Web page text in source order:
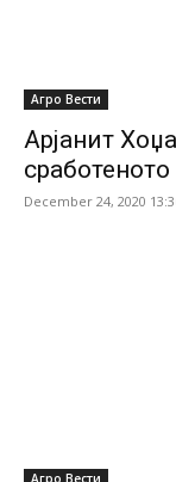
Агро Вести
Арјанит
сработеното
December 24, 2020